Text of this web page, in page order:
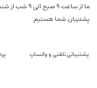
ما از ساعت 9
پشتیبان شما هستیم
پشتیبانی تلفنی و واتساپ